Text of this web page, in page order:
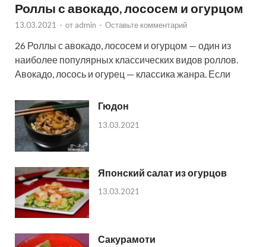
Роллы с авокадо, лососем и огурцом
13.03.2021 - от admin - Оставьте комментарий
26 Роллы с авокадо, лососем и огурцом — один из
наиболее популярных классических видов роллов.
Авокадо, лосось и огурец — классика жанра. Если
Гюдон
13.03.2021
Японский салат из огурцов
13.03.2021
Сакурамоти